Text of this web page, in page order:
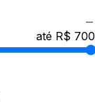
até R$ 700